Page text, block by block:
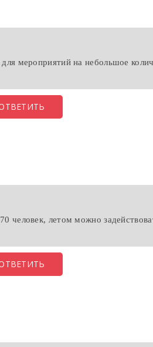
мероприятий на небольшое
человек, летом можно